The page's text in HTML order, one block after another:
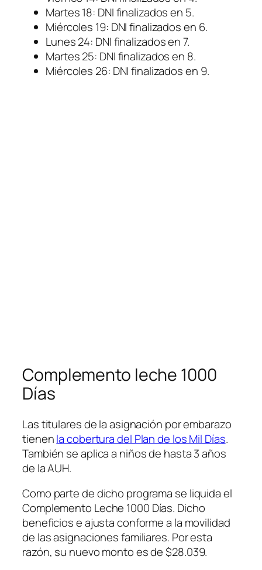
Martes 18: DNI finalizados en 5.
Miércoles 19: DNI finalizados en 6.
Lunes 24: DNI finalizados en 7.
Martes 25: DNI finalizados en 8.
Miércoles 26: DNI finalizados en 9.
Complemento leche 1000
Días
Las titulares de la asignación por embarazo
tienenla cobertura del Plan de los Mil Días.
También se aplica a niños de hasta 3 años
de la AUH.
Como parte de dicho programa se liquida el
Complemento Leche 1000 Días. Dicho
beneficios e ajusta conforme a la movilidad
de las asignaciones familiares. Por esta
razón, su nuevo monto es de $28.039.